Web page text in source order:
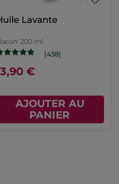
Lavante
200 ml
(438)
€
AJOUTER AU
PANIER